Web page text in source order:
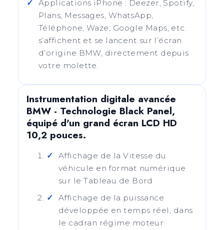
Applications iPhone : Deezer, Spotify,
Plans, Messages, WhatsApp,
Téléphone, Waze, Google Maps, etc.
s’affichent et se lancent sur l’écran
d’origine BMW, directement depuis
votre molette.
Instrumentation digitale avancée
BMW - Technologie Black Panel,
équipé d'un grand écran LCD HD
10,2 pouces.
Affichage de la Vitesse du
véhicule en format numérique
sur le Tableau de Bord
Affichage de la puissance
développée en temps réel, dans
le cadran régime moteur